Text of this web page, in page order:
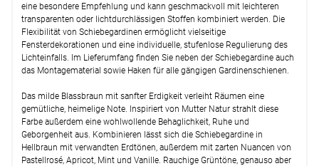
eine besondere Empfehlung und kann geschmackvoll mit leichteren
transparenten oder lichtdurchlässigen Stoffen kombiniert werden. Die
Flexibilität von Schiebegardinen ermöglicht vielseitige
Fensterdekorationen und eine individuelle, stufenlose Regulierung des
Lichteinfalls. Im Lieferumfang finden Sie neben der Schiebegardine auch
das Montagematerial sowie Haken für alle gängigen Gardinenschienen.
Das milde Blassbraun mit sanfter Erdigkeit verleiht Räumen eine
gemütliche, heimelige Note. Inspiriert von Mutter Natur strahlt diese
Farbe außerdem eine wohlwollende Behaglichkeit, Ruhe und
Geborgenheit aus. Kombinieren lässt sich die Schiebegardine in
Hellbraun mit verwandten Erdtönen, außerdem mit zarten Nuancen von
Pastellrosé, Apricot, Mint und Vanille. Rauchige Grüntöne, genauso aber